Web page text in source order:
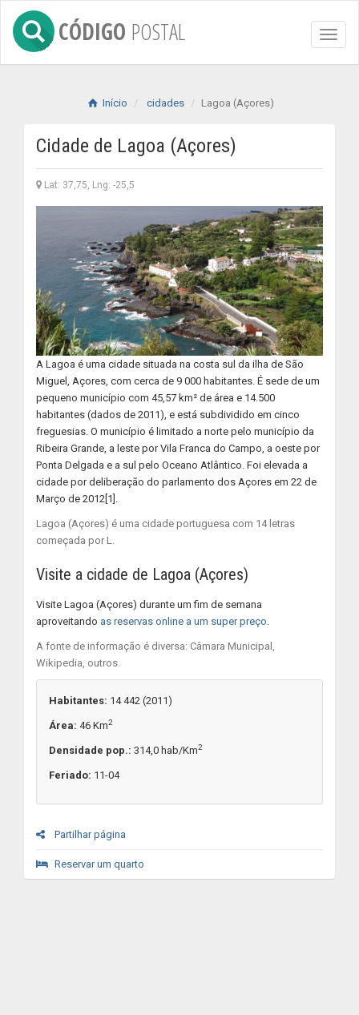
Toggle
CÓDIGO POSTAL
Início cidades Lagoa (Açores)
Cidade de Lagoa (Açores)
Lat: 37,75, Lng: -25,5
A Lagoa é uma cidade situada na costa sul da ilha de São
Miguel, Açores, com cerca de 9 000 habitantes. É sede de um
pequeno município com 45,57 km² de área e 14.500
habitantes (dados de 2011), e está subdividido em cinco
freguesias. O município é limitado a norte pelo município da
Ribeira Grande, a leste por Vila Franca do Campo, a oeste por
Ponta Delgada e a sul pelo Oceano Atlântico. Foi elevada a
cidade por deliberação do parlamento dos Açores em 22 de
Março de 2012[1].
Lagoa (Açores) é uma cidade portuguesa com 14 letras
começada por L.
Visite a cidade de Lagoa (Açores)
Visite Lagoa (Açores) durante um fim de semana
aproveitando as reservas online a um super preço
A fonte de informação é diversa: Câmara Municipal,
Wikipedia, outros.
Habitantes: 14 442 (2011)
Área: 46 Km2
Densidade pop.: 314,0 hab/Km2
Feriado: 11-04
Partilhar página
Reservar um quarto